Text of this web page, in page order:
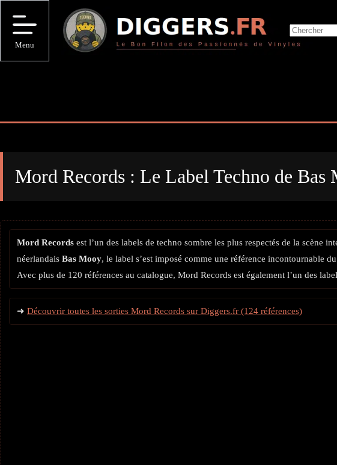
contenu
Menu
Mord Records : Le Label Techno de Bas
Mord Records est l’un des labels de techno sombre les plus respectés de la scène
néerlandais Bas Mooy, le label s’est imposé comme une référence incontournable
Avec plus de 120 références au catalogue, Mord Records est également l’un des
➜ Découvrir toutes les sorties Mord Records sur Diggers.fr (124 références)